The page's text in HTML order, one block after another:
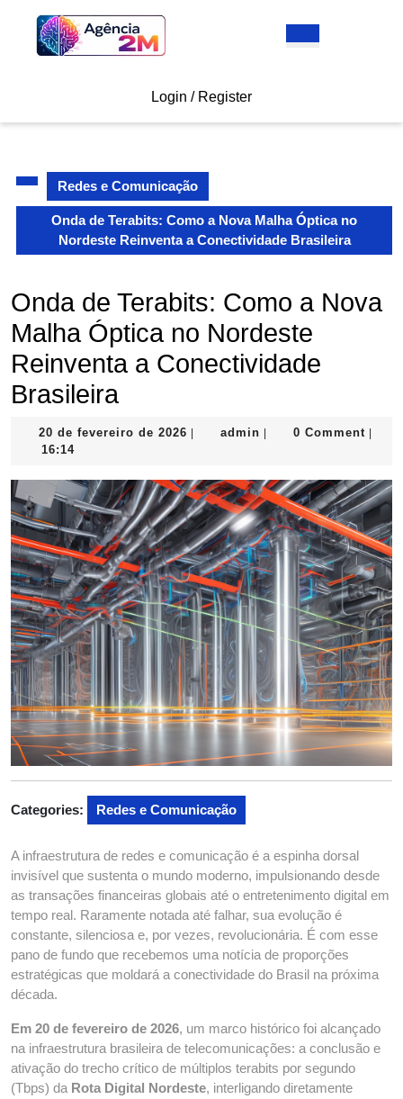
content
Login / RegisterLogin
Redes e Comunicação
Onda de Terabits: Como a Nova Malha Óptica no
Nordeste Reinventa a Conectividade Brasileira
Onda de Terabits: Como a Nova
Malha Óptica no Nordeste
Reinventa a Conectividade
Brasileira
20 de fevereiro de 2026 20
de
2026
admin admin0 Comment
16:14
Categories: Redes e Comunicação
A infraestrutura de redes e comunicação é a espinha dorsal
invisível que sustenta o mundo moderno, impulsionando desde
as transações financeiras globais até o entretenimento digital em
tempo real. Raramente notada até falhar, sua evolução é
constante, silenciosa e, por vezes, revolucionária. É com esse
pano de fundo que recebemos uma notícia de proporções
estratégicas que moldará a conectividade do Brasil na próxima
década.
Em 20 de fevereiro de 2026, um marco histórico foi alcançado
na infraestrutura brasileira de telecomunicações: a conclusão e
ativação do trecho crítico de múltiplos terabits por segundo
(Tbps) da Rota Digital Nordeste, interligando diretamente